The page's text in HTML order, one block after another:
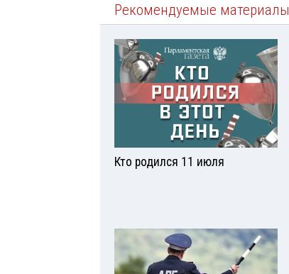
Рекомендуемые материалы
Кто родился 11 июля